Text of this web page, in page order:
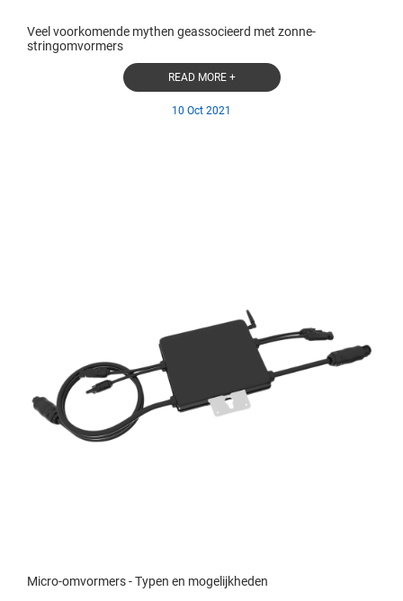
Veel voorkomende mythen geassocieerd met zonne-
stringomvormers
READ MORE +
10 Oct 2021
Micro-omvormers - Typen en mogelijkheden